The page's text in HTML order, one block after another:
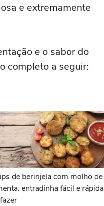
e extremamente
e o sabor do
completo a seguir:
de berinjela com molho de
entradinha fácil e rápida